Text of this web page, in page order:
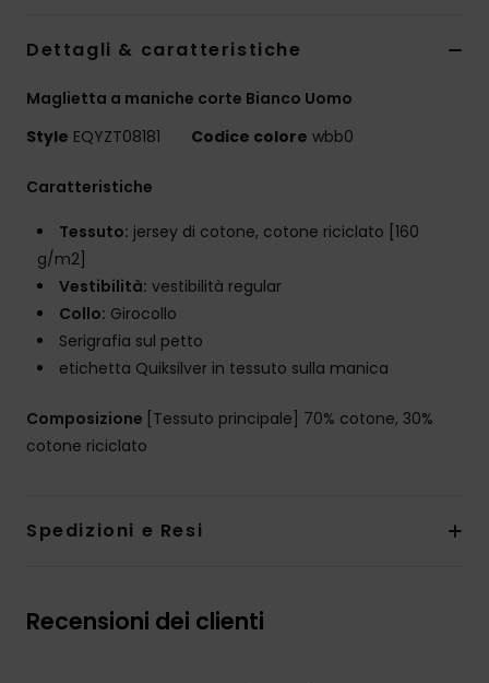
Dettagli & caratteristiche
Maglietta a maniche corte Bianco Uomo
Style EQYZT08181 Codice colore wbb0
Caratteristiche
Tessuto: jersey di cotone, cotone riciclato [160
g/m2]
Vestibilità: vestibilità regular
Collo: Girocollo
Serigrafia sul petto
etichetta Quiksilver in tessuto sulla manica
Composizione [Tessuto principale] 70% cotone, 30%
cotone riciclato
Spedizioni e Resi
Recensioni dei clienti